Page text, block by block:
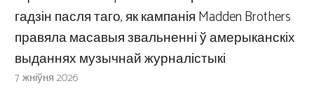
гадзін пасля таго, як кампанія Madden Brothers
правяла масавыя звальненні ў амерыканскіх
выданнях музычнай журналістыкі
7 жніўня 2026